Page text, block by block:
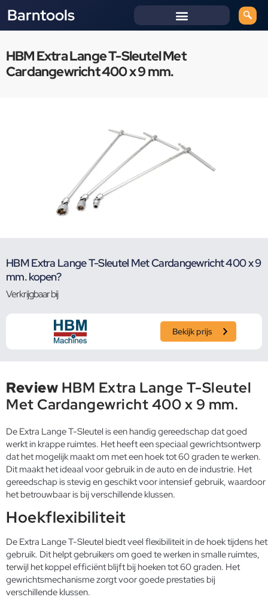
Barntools
HBM Extra Lange T-Sleutel Met
Cardangewricht 400 x 9 mm.
HBM Extra Lange T-Sleutel Met Cardangewricht 400 x 9
mm. kopen?
Verkrijgbaar bij
Bekijk prijs
Review HBM Extra Lange T-Sleutel
Met Cardangewricht 400 x 9 mm.
De Extra Lange T-Sleutel is een handig gereedschap dat goed
werkt in krappe ruimtes. Het heeft een speciaal gewrichtsontwerp
dat het mogelijk maakt om met een hoek tot 60 graden te werken.
Dit maakt het ideaal voor gebruik in de auto en de industrie. Het
gereedschap is stevig en geschikt voor intensief gebruik, waardoor
het betrouwbaar is bij verschillende klussen.
Hoekflexibiliteit
De Extra Lange T-Sleutel biedt veel flexibiliteit in de hoek tijdens het
gebruik. Dit helpt gebruikers om goed te werken in smalle ruimtes,
terwijl het koppel efficiënt blijft bij hoeken tot 60 graden. Het
gewrichtsmechanisme zorgt voor goede prestaties bij
verschillende klussen.